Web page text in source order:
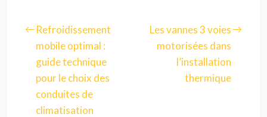
Refroidissement
mobile optimal :
guide technique
pour le choix des
conduites de
climatisation
Les vannes 3 voies
motorisées dans
l’installation
thermique